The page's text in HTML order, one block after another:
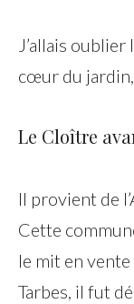
J’allais
cœur du jardin,
Le Cloître
Il provient de
Cette
le mit en
Tarbes, il fut